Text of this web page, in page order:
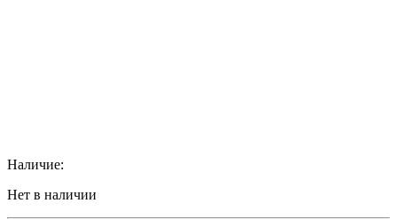
Наличие:
Нет в наличии